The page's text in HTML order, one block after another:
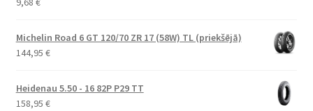
Michelin Road 6 GT 120/70 ZR 17 (58W) TL (priekšējā)
144,95 €
Heidenau 5.50 - 16 82P P29 TT
158,95 €